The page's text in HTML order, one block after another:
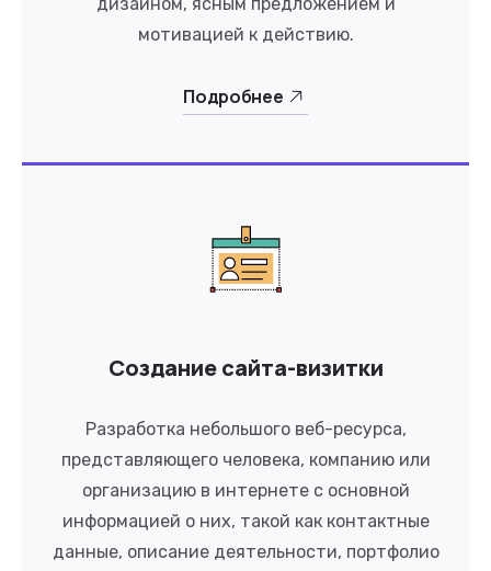
мотивацией к действию.
Подробнее
Создание сайта-визитки
Разработка небольшого веб-ресурса,
представляющего человека, компанию или
организацию в интернете с основной
информацией о них, такой как контактные
данные, описание деятельности, портфолио